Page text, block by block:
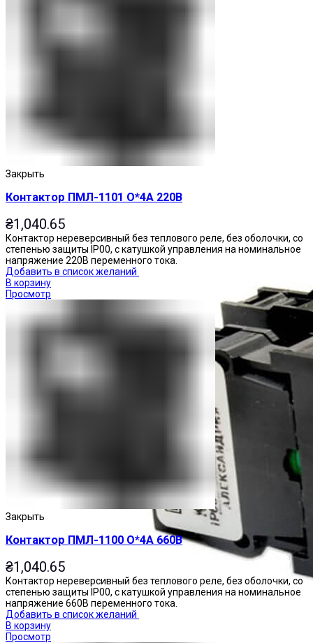
Закрыть
Контактор ПМЛ-1101 О*4А 220В
₴1,040.65
Контактор нереверсивный без теплового реле, без оболочки, со
степенью защиты IP00, с катушкой управления на номинальное
напряжение 220В переменного тока.
Добавить в список желаний
В корзину
Просмотр
Закрыть
Контактор ПМЛ-1100 О*4А 660В
₴1,040.65
Контактор нереверсивный без теплового реле, без оболочки, со
степенью защиты IP00, с катушкой управления на номинальное
напряжение 660В переменного тока.
Добавить в список желаний
В корзину
Просмотр